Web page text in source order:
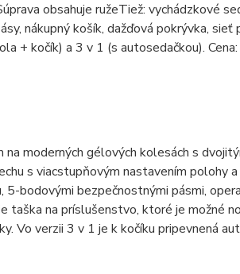
obsahuje ružeTiež: vychádzkové
nákupný košík, dažďová pokrývka,
+ kočík) a 3 v 1 (s autosedačkou).
moderných gélových kolesách s
s viacstupňovým nastavením polohy
5-bodovými bezpečnostnými pásmi,
taška na príslušenstvo, ktoré je možné
Vo verzii 3 v 1 je k kočíku pripevnená